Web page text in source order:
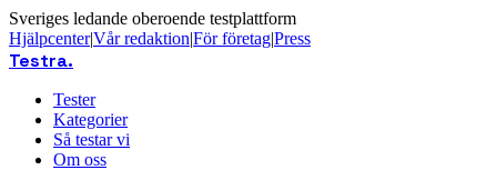
Sveriges ledande oberoende testplattform
Hjälpcenter|Vår redaktion|För företag|Press
Testra.
Tester
Kategorier
Så testar vi
Om oss